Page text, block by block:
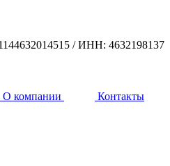
/ИНН: 4632198137
О компании Контакты